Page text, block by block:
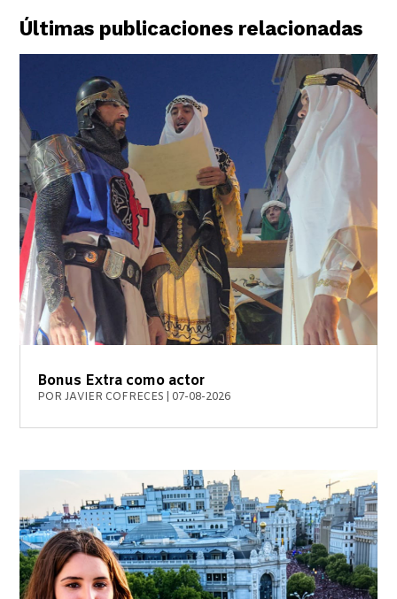
Últimas publicaciones relacionadas
Bonus Extra como actor
PORJAVIER COFRECES 07-08-2026